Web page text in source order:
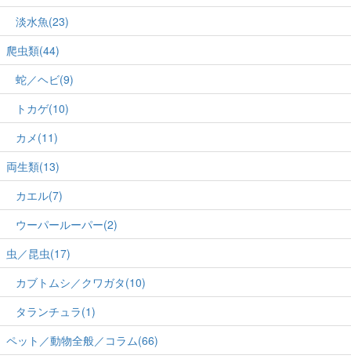
淡水魚(23)
爬虫類(44)
蛇／ヘビ(9)
トカゲ(10)
カメ(11)
両生類(13)
カエル(7)
ウーパールーパー(2)
虫／昆虫(17)
カブトムシ／クワガタ(10)
タランチュラ(1)
ペット／動物全般／コラム(66)